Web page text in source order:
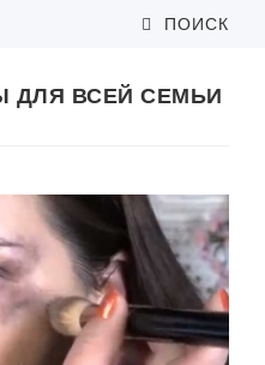
ПОИСК
ДЛЯ ВСЕЙ СЕМЬИ